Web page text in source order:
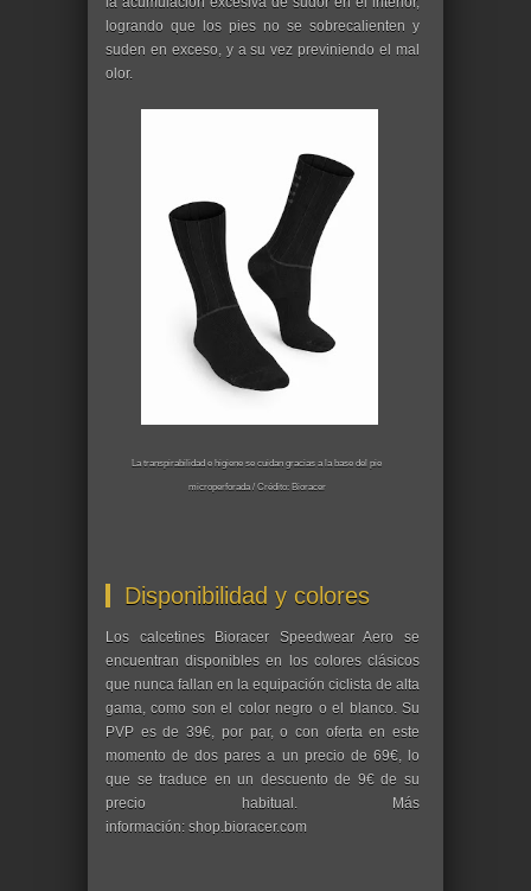
logrando que los pies no se sobrecalienten y
suden en exceso, y a su vez previniendo el mal
olor.
La transpirabilidad e higiene se cuidan gracias a la base del pie
microperforada / Crédito: Bioracer
Disponibilidad y colores
Los calcetines Bioracer Speedwear Aero se
encuentran disponibles en los colores clásicos
que nunca fallan en la equipación ciclista de alta
gama, como son el color negro o el blanco. Su
PVP es de 39€, por par, o con oferta en este
momento de dos pares a un precio de 69€, lo
que se traduce en un descuento de 9€ de su
precio habitual. Más
información: shop.bioracer.com